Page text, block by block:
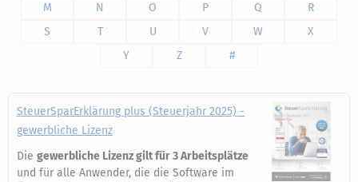
M
N O P Q
R
S
T U V W
X
Y
Z #
SteuerSparErklärung plus (Steuerjahr 2025) -
gewerbliche Lizenz
Die gewerbliche Lizenz gilt für 3 Arbeitsplätze
und für alle Anwender, die die Software im